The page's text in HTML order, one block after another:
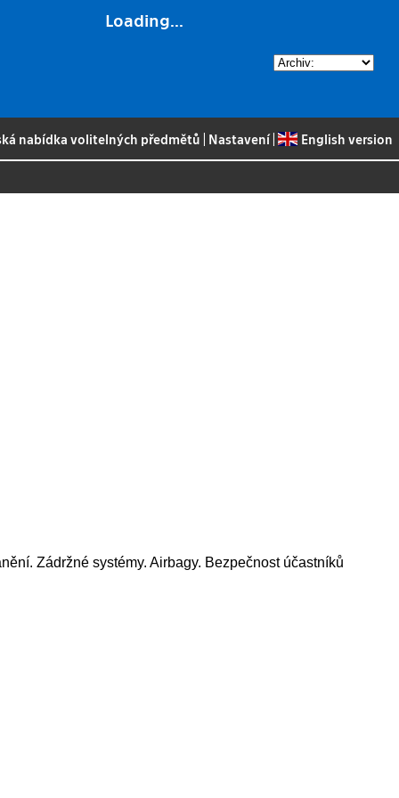
Loading...
nabídka volitelných předmětů Nastavení| English version
Zádržné systémy. Airbagy. Bezpečnost účastníků